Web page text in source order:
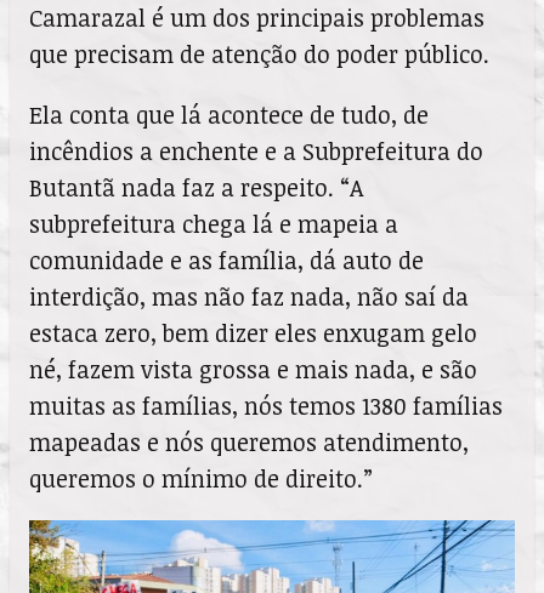
Camarazal é um dos principais problemas
que precisam de atenção do poder público.
Ela conta que lá acontece de tudo, de
incêndios a enchente e a Subprefeitura do
Butantã nada faz a respeito. “A
subprefeitura chega lá e mapeia a
comunidade e as família, dá auto de
interdição, mas não faz nada, não saí da
estaca zero, bem dizer eles enxugam gelo
né, fazem vista grossa e mais nada, e são
muitas as famílias, nós temos 1380 famílias
mapeadas e nós queremos atendimento,
queremos o mínimo de direito.”